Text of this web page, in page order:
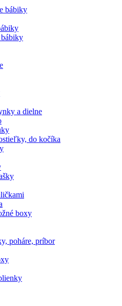
bábiky
a dielne
do kočíka
boxy
poháre, príbor